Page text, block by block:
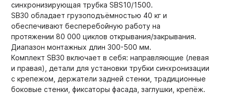
синхронизирующая трубка SBS10/1500.
SB30 обладает грузоподъёмностью 40 кг и
обеспечивают бесперебойную работу на
протяжении 80 000 циклов открывания/закрывания.
Диапазон монтажных длин 300-500 мм.
Комплект SB30 включает в себя: направляющие (левая
и правая), детали для установки трубки синхронизации
с крепежом, держатели задней стенки, традиционные
боковые стенки, фиксаторы фасада, заглушки, крепёж.